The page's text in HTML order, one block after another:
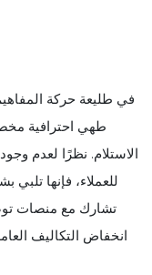
في طليعة حركة
طهي احترافية
الاستلام. نظرًا لعدم
للعملاء، فإنها
تشارك مع منصات
انخفاض التكاليف